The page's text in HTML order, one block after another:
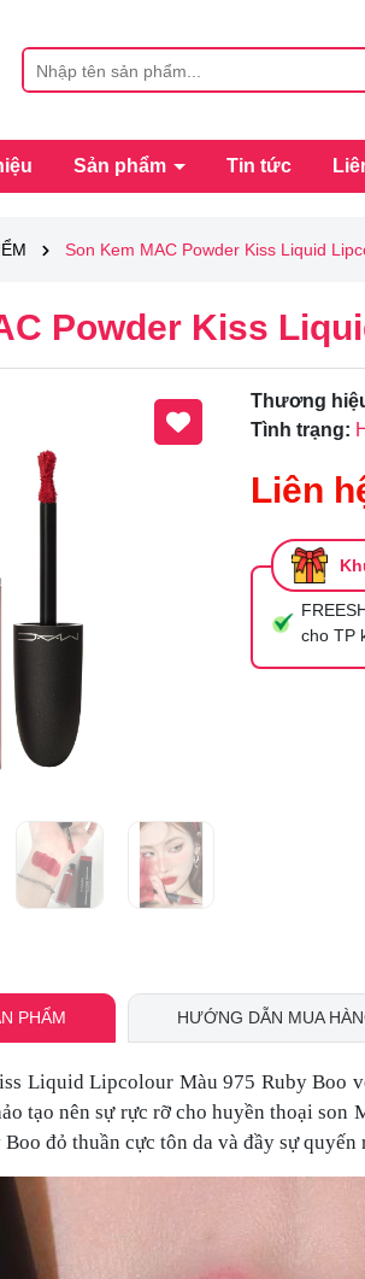
Sản phẩm Tin tức
Son Kem MAC Powder Kiss Liquid
Powder Kiss
Thương
Tình trạng:
Liên
cho TP
PHẨM HƯỚNG DẪN MUA
Liquid Lipcolour Màu 975 Ruby Boo
tạo nên sự rực rỡ cho huyền thoại
đỏ thuần cực tôn da và đầy sự quyến